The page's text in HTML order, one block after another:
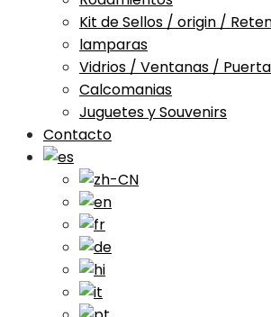
Kit de Sellos / origin /
lamparas
Vidrios / Ventanas /
Calcomanias
Juguetes y Souvenirs
Contacto